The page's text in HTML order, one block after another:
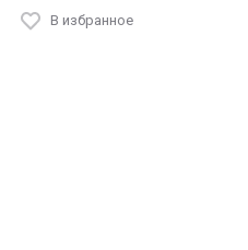
В избранное